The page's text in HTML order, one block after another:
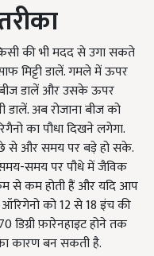
की भी मदद से उगा सकते
मिट्टी डालें. गमले में ऊपर
बीज डालें और उसके ऊपर
डालें. अब रोजाना बीज को
का पौधा दिखने लगेगा.
से और समय पर बड़े हो सके.
समय पर पौधे में जैविक
से कम होती हैं और यदि आप
को 12 से 18 इंच की
डिग्री फ़ारेनहाइट होने तक
का कारण बन सकती है.